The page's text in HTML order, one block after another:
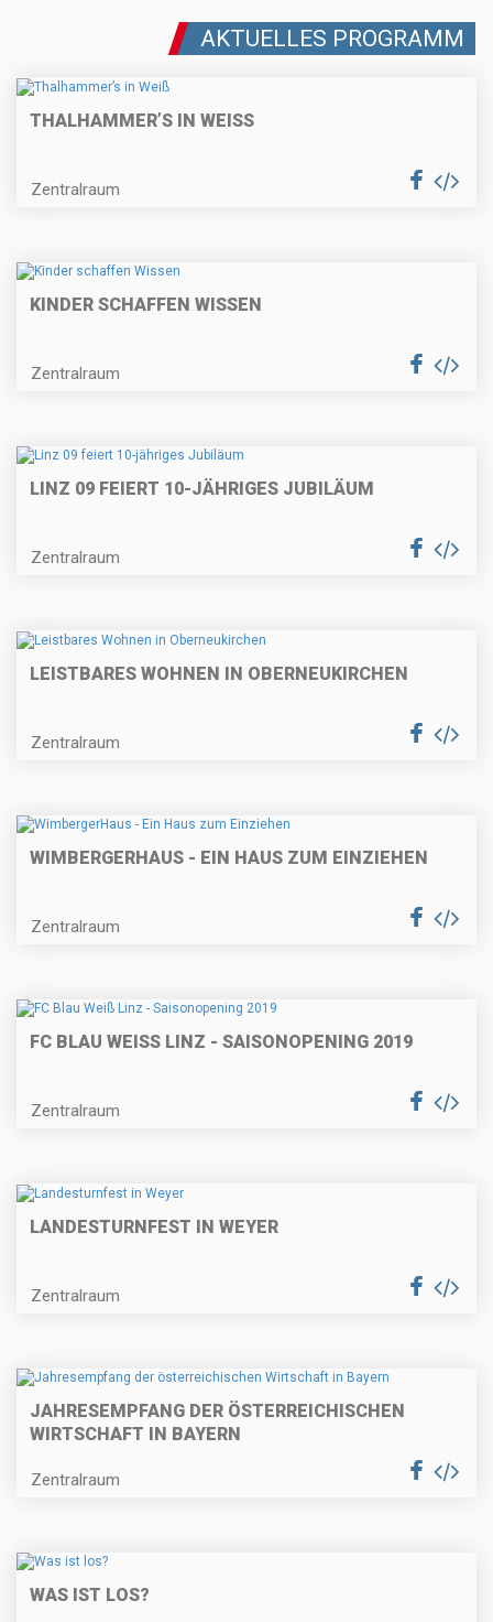
AKTUELLES PROGRAMM
THALHAMMER’S IN WEISS
Zentralraum
KINDER SCHAFFEN WISSEN
Zentralraum
LINZ 09 FEIERT 10-JÄHRIGES JUBILÄUM
Zentralraum
LEISTBARES WOHNEN IN OBERNEUKIRCHEN
Zentralraum
WIMBERGERHAUS - EIN HAUS ZUM EINZIEHEN
Zentralraum
FC BLAU WEISS LINZ - SAISONOPENING 2019
Zentralraum
LANDESTURNFEST IN WEYER
Zentralraum
JAHRESEMPFANG DER ÖSTERREICHISCHEN
WIRTSCHAFT IN BAYERN
Zentralraum
WAS IST LOS?